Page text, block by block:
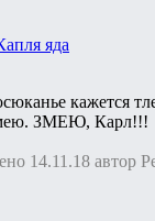
яда
кажется
ЗМЕЮ, Карл!!!
14.11.18 автор